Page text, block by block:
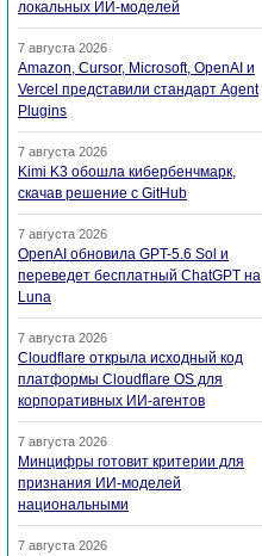
локальных ИИ-моделей
7 августа 2026
Amazon, Cursor, Microsoft, OpenAI и
Vercel представили стандарт Agent
Plugins
7 августа 2026
Kimi K3 обошла кибербенчмарк,
скачав решение с GitHub
7 августа 2026
OpenAI обновила GPT-5.6 Sol и
переведет бесплатный ChatGPT на
Luna
7 августа 2026
Cloudflare открыла исходный код
платформы Cloudflare OS для
корпоративных ИИ-агентов
7 августа 2026
Минцифры готовит критерии для
признания ИИ-моделей
национальными
7 августа 2026